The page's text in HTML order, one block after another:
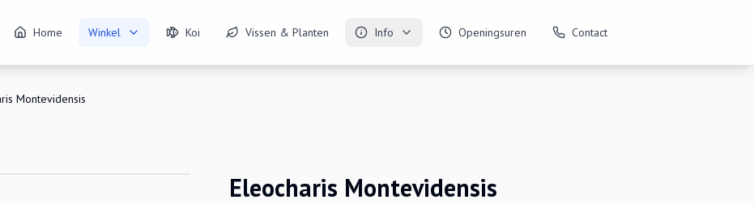
Home Winkel Koi Vissen & Planten Info Openingsuren Contact
Montevidensis
Eleocharis Montevidensis